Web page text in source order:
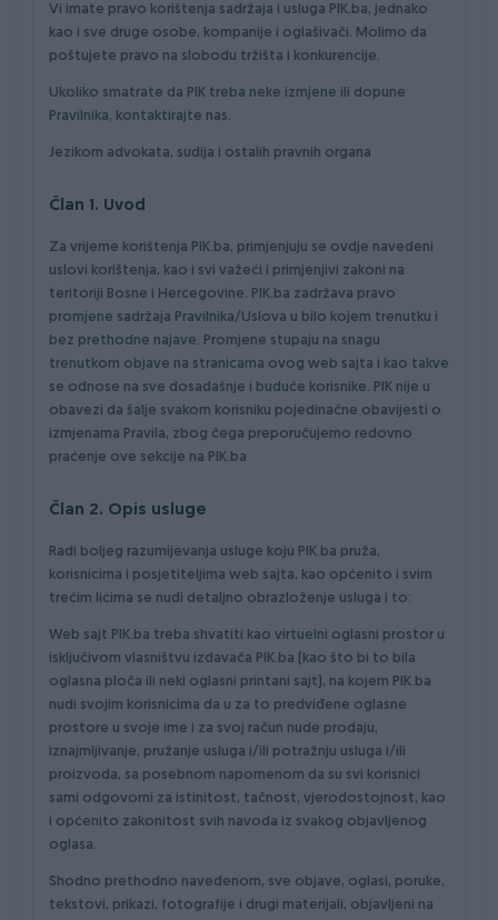
Vi imate pravo korištenja sadržaja i usluga PIK.ba, jednako
kao i sve druge osobe, kompanije i oglašivači. Molimo da
poštujete pravo na slobodu tržišta i konkurencije.
Ukoliko smatrate da PIK treba neke izmjene ili dopune
Pravilnika, kontaktirajte nas.
Jezikom advokata, sudija i ostalih pravnih organa
Član 1. Uvod
Za vrijeme korištenja PIK.ba, primjenjuju se ovdje navedeni
uslovi korištenja, kao i svi važeći i primjenjivi zakoni na
teritoriji Bosne i Hercegovine. PIK.ba zadržava pravo
promjene sadržaja Pravilnika/Uslova u bilo kojem trenutku i
bez prethodne najave. Promjene stupaju na snagu
trenutkom objave na stranicama ovog web sajta i kao takve
se odnose na sve dosadašnje i buduće korisnike. PIK nije u
obavezi da šalje svakom korisniku pojedinačne obavijesti o
izmjenama Pravila, zbog čega preporučujemo redovno
praćenje ove sekcije na PIK.ba
Član 2. Opis usluge
Radi boljeg razumijevanja usluge koju PIK.ba pruža,
korisnicima i posjetiteljima web sajta, kao općenito i svim
trećim licima se nudi detaljno obrazloženje usluga i to:
Web sajt PIK.ba treba shvatiti kao virtuelni oglasni prostor u
isključivom vlasništvu izdavača PIK.ba (kao što bi to bila
oglasna ploča ili neki oglasni printani sajt), na kojem PIK.ba
nudi svojim korisnicima da u za to predviđene oglasne
prostore u svoje ime i za svoj račun nude prodaju,
iznajmljivanje, pružanje usluga i/ili potražnju usluga i/ili
proizvoda, sa posebnom napomenom da su svi korisnici
sami odgovorni za istinitost, tačnost, vjerodostojnost, kao
i općenito zakonitost svih navoda iz svakog objavljenog
oglasa.
Shodno prethodno navedenom, sve objave, oglasi, poruke,
tekstovi, prikazi, fotografije i drugi materijali, objavljeni na